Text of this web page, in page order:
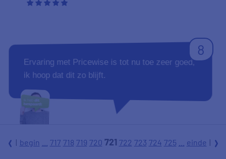
8
Ervaring met Pricewise is tot nu toe zeer goed,
ik hoop dat dit zo blijft.
Duidelijkheid
Sjaak
l | begin 717 718 719 720 721 722 723 724 725 einde | r